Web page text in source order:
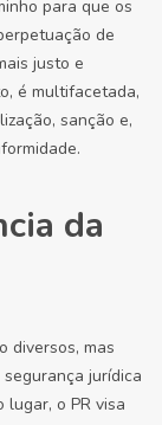
para que os
de
justo e
é multifacetada,
sanção e,
da
diversos, mas
jurídica
lugar, o PR visa